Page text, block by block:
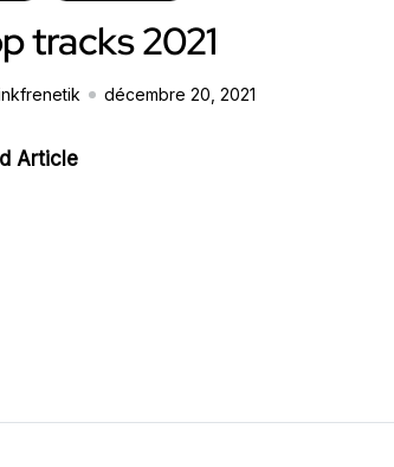
tracks 2021
décembre 20, 2021
Article